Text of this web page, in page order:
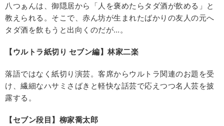
八つぁんは、御隠居から「人を褒めたらタダ酒が飲める」と
教えられる。そこで、赤ん坊が生まれたばかりの友人の元へ
タダ酒を飲もうと出向くのだが…。
【ウルトラ紙切り セブン編】林家二楽
落語ではなく紙切り演芸。客席からウルトラ関連のお題を受
け、繊細なハサミさばきと軽快な話芸で応えつつ名人芸を披
露する。
【セブン段目】柳家喬太郎